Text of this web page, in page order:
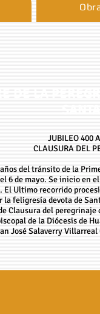
JUBILEO 400
CLAUSURA DEL
del tránsito de la
6 de mayo. Se inicio en
El Ultimo recorrido
la feligresía devota de
Clausura del
de la Diócesis de
José Salaverry Villarreal